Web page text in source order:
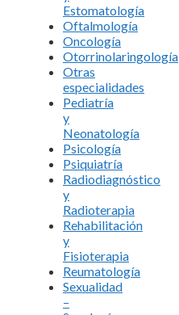
Estomatología
Oftalmología
Oncología
Otorrinolaringología
Otras
especialidades
Pediatría
y
Neonatología
Psicología
Psiquiatría
Radiodiagnóstico
y
Radioterapia
Rehabilitación
y
Fisioterapia
Reumatología
Sexualidad
–